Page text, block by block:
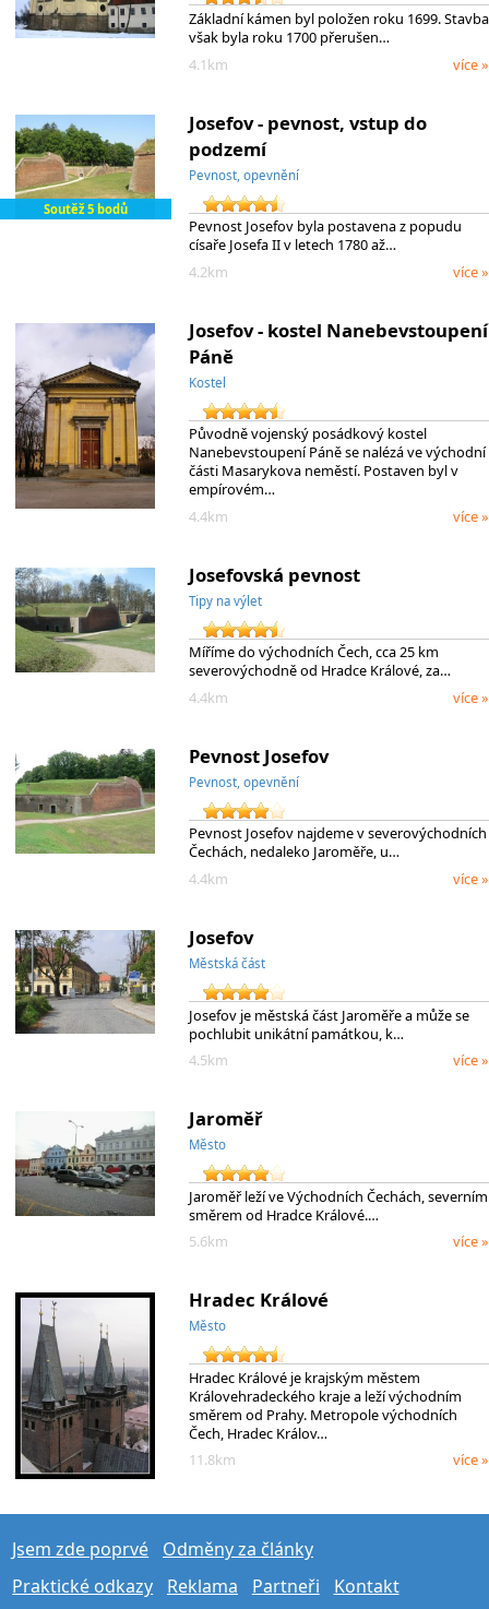
Základní kámen byl položen roku 1699. Stavba
však byla roku 1700 přerušen…
4.1km
více »
Soutěž 5 bodů
Josefov - pevnost, vstup do
podzemí
Pevnost, opevnění
Pevnost Josefov byla postavena z popudu
císaře Josefa II v letech 1780 až…
4.2km
více »
Josefov - kostel Nanebevstoupení
Páně
Kostel
Původně vojenský posádkový kostel
Nanebevstoupení Páně se nalézá ve východní
části Masarykova neměstí. Postaven byl v
empírovém…
4.4km
více »
Josefovská pevnost
Tipy na výlet
Míříme do východních Čech, cca 25 km
severovýchodně od Hradce Králové, za…
4.4km
více »
Pevnost Josefov
Pevnost, opevnění
Pevnost Josefov najdeme v severovýchodních
Čechách, nedaleko Jaroměře, u…
4.4km
více »
Josefov
Městská část
Josefov je městská část Jaroměře a může se
pochlubit unikátní památkou, k…
4.5km
více »
Jaroměř
Město
Jaroměř leží ve Východních Čechách, severním
směrem od Hradce Králové.…
5.6km
více »
Hradec Králové
Město
Hradec Králové je krajským městem
Královehradeckého kraje a leží východním
směrem od Prahy. Metropole východních
Čech, Hradec Králov…
11.8km
více »
Jsem zde poprvé
Odměny za články
Praktické odkazy
Reklama Partneři Kontakt